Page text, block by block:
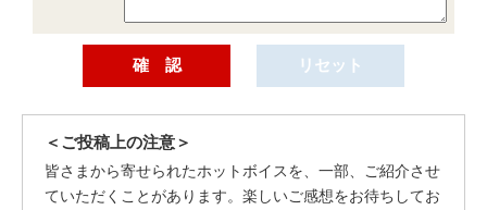
＜ご投稿上の注意＞
皆さまから寄せられたホットボイスを、一部、ご紹介させ
ていただくことがあります。楽しいご感想をお待ちしてお